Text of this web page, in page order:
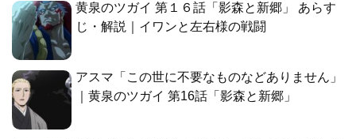
黄泉のツガイ 第１６話「影森と新郷」 あらす
じ・解説｜イワンと左右様の戦闘
アスマ「この世に不要なものなどありません」
｜黄泉のツガイ 第16話「影森と新郷」